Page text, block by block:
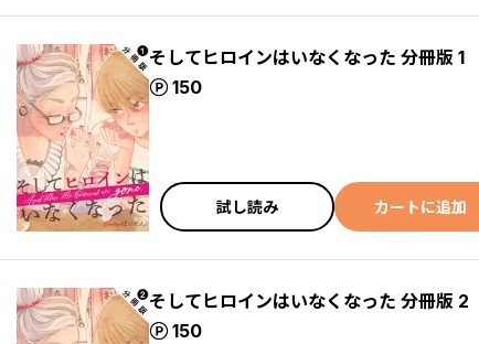
そしてヒロインはいなくなった 分冊版 1
150
ポイント
試し読み カートに追加
そしてヒロインはいなくなった 分冊版 2
150
ポイント